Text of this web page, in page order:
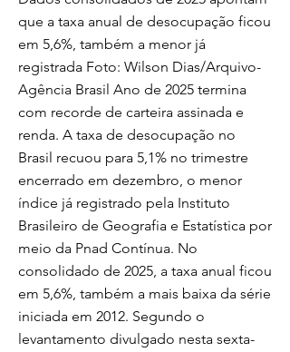
que a taxa anual de desocupação ficou
em 5,6%, também a menor já
registrada Foto: Wilson Dias/Arquivo-
Agência Brasil Ano de 2025 termina
com recorde de carteira assinada e
renda. A taxa de desocupação no
Brasil recuou para 5,1% no trimestre
encerrado em dezembro, o menor
índice já registrado pela Instituto
Brasileiro de Geografia e Estatística por
meio da Pnad Contínua. No
consolidado de 2025, a taxa anual ficou
em 5,6%, também a mais baixa da série
iniciada em 2012. Segundo o
levantamento divulgado nesta sexta-